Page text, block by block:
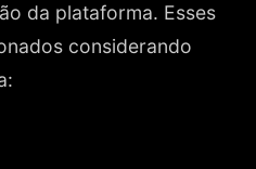
da plataforma. Esses
considerando